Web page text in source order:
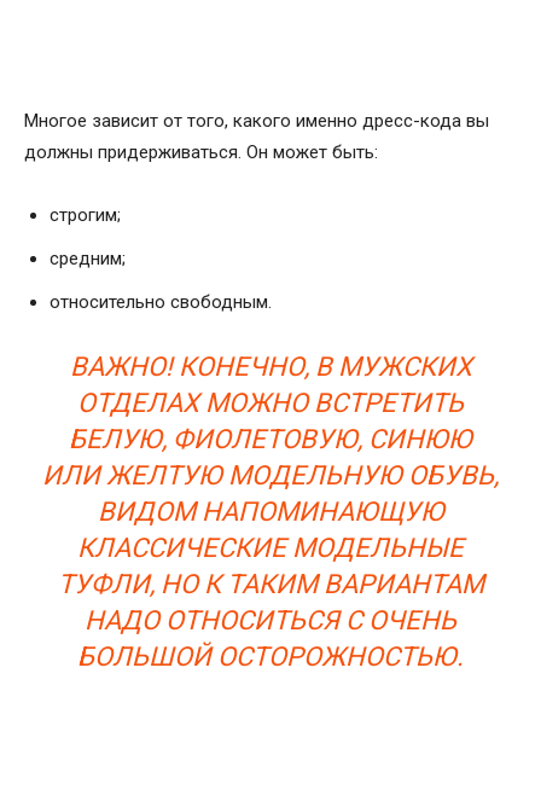
Многое зависит от того, какого именно дресс-кода вы
должны придерживаться. Он может быть:
строгим;
средним;
относительно свободным.
ВАЖНО! КОНЕЧНО, В МУЖСКИХ
ОТДЕЛАХ МОЖНО ВСТРЕТИТЬ
БЕЛУЮ, ФИОЛЕТОВУЮ, СИНЮЮ
ИЛИ ЖЕЛТУЮ МОДЕЛЬНУЮ ОБУВЬ,
ВИДОМ НАПОМИНАЮЩУЮ
КЛАССИЧЕСКИЕ МОДЕЛЬНЫЕ
ТУФЛИ, НО К ТАКИМ ВАРИАНТАМ
НАДО ОТНОСИТЬСЯ С ОЧЕНЬ
БОЛЬШОЙ ОСТОРОЖНОСТЬЮ.